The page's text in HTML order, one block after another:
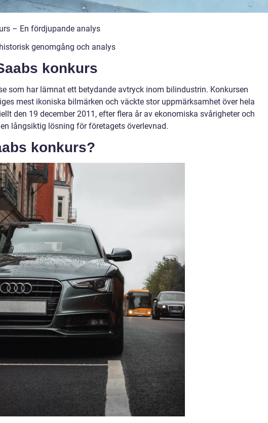
– En fördjupande analys
genomgång och analys
konkurs
som har lämnat ett betydande avtryck inom bilindustrin. Konkursen
mest ikoniska bilmärken och väckte stor uppmärksamhet över hela
den 19 december 2011, efter flera år av ekonomiska svårigheter och
långsiktig lösning för företagets överlevnad.
konkurs?